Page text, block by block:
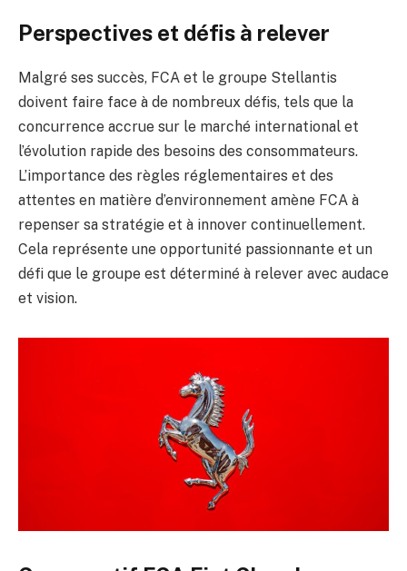
Perspectives et défis à relever
Malgré ses succès, FCA et le groupe Stellantis
doivent faire face à de nombreux défis, tels que la
concurrence accrue sur le marché international et
l’évolution rapide des besoins des consommateurs.
L’importance des règles réglementaires et des
attentes en matière d’environnement amène FCA à
repenser sa stratégie et à innover continuellement.
Cela représente une opportunité passionnante et un
défi que le groupe est déterminé à relever avec audace
et vision.